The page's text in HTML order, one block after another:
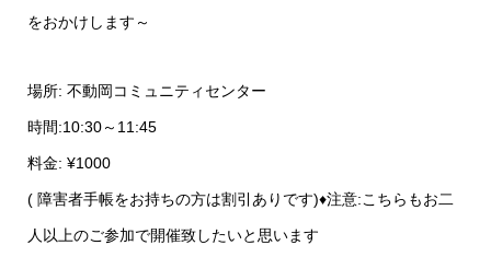
をおかけします～
場所: 不動岡コミュニティセンター
時間:10:30～11:45
料金: ¥1000
( 障害者手帳をお持ちの方は割引ありです)♦︎注意:こちらもお二
人以上のご参加で開催致したいと思います